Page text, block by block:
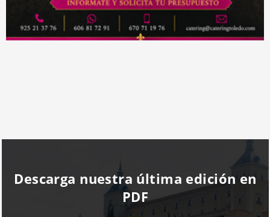
Descarga nuestra última edición en
PDF